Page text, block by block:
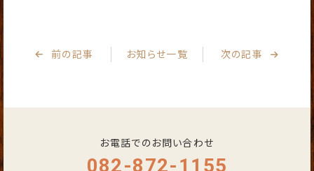
前の記事 お知らせ一覧 次の記事
お電話でのお問い合わせ
082-872-1155